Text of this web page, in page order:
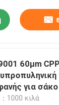
60μm
για
1000 κιλά